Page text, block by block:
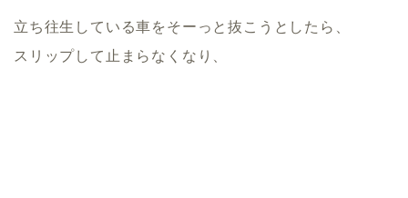
立ち往生している車をそーっと抜こうとしたら、
スリップして止まらなくなり、